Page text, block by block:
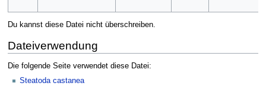
Du kannst diese Datei nicht überschreiben.
Dateiverwendung
Die folgende Seite verwendet diese Datei:
Steatoda castanea